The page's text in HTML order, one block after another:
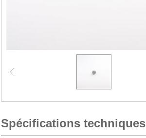
Spécifications techniques